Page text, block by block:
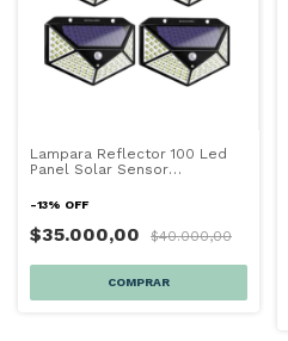
Lampara Reflector 100 Led
Panel Solar Sensor
-13% OFF
$35.000,00 $40.000,00